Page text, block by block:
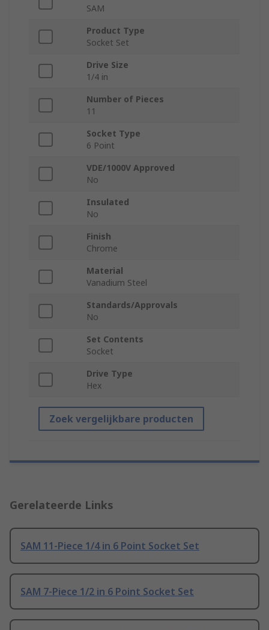
SAM
Product Type
Socket Set
Drive Size
1/4 in
Number of Pieces
11
Socket Type
6 Point
VDE/1000V Approved
No
Insulated
No
Finish
Chrome
Material
Vanadium Steel
Standards/Approvals
No
Set Contents
Socket
Drive Type
Hex
Zoek vergelijkbare producten
Gerelateerde Links
SAM 11-Piece 1/4 in 6 Point Socket Set
SAM 7-Piece 1/2 in 6 Point Socket Set